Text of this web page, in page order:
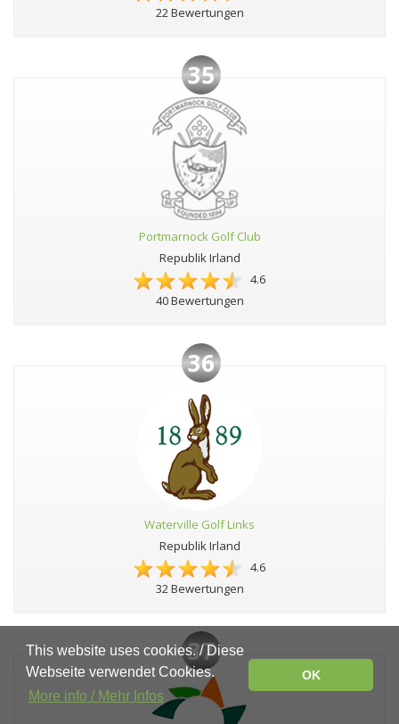
22 Bewertungen
35
Portmarnock Golf Club
Republik Irland
4.6
40 Bewertungen
36
Waterville Golf Links
Republik Irland
4.6
32 Bewertungen
37
This website uses cookies. / Diese
Webseite verwendet Cookies.
More info / Mehr Infos
OK